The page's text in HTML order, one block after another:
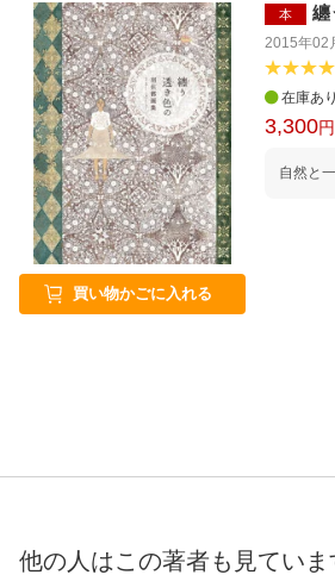
買い物かごに入れる
本 纏
2015年02
在庫あり
3,300円
自然と
他の人はこの著者も見ていま